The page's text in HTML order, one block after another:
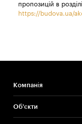
пропозицій в
https://budova.ua/
Компанія
Об'єкти